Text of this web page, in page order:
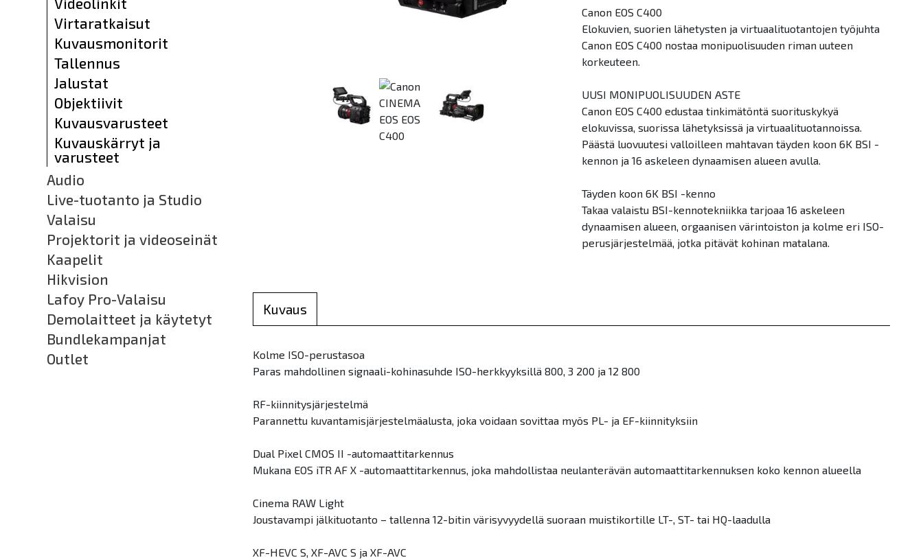
Virtaratkaisut
Kuvausmonitorit
Tallennus
Jalustat
Objektiivit
Kuvausvarusteet
Kuvauskärryt ja
varusteet
Audio
Live-tuotanto ja Studio
Valaisu
Projektorit ja videoseinät
Kaapelit
Hikvision
Lafoy Pro-Valaisu
Demolaitteet ja käytetyt
Bundlekampanjat
Outlet
Canon EOS C400
Elokuvien, suorien lähetysten ja virtuaalituotantojen työjuhta
Canon EOS C400 nostaa monipuolisuuden riman uuteen
korkeuteen.
UUSI MONIPUOLISUUDEN ASTE
Canon EOS C400 edustaa tinkimätöntä suorituskykyä
elokuvissa, suorissa lähetyksissä ja virtuaalituotannoissa.
Päästä luovuutesi valloilleen mahtavan täyden koon 6K BSI -
kennon ja 16 askeleen dynaamisen alueen avulla.
Täyden koon 6K BSI -kenno
Takaa valaistu BSI-kennotekniikka tarjoaa 16 askeleen
dynaamisen alueen, orgaanisen värintoiston ja kolme eri ISO-
perusjärjestelmää, jotka pitävät kohinan matalana.
Kuvaus
Kolme ISO-perustasoa
Paras mahdollinen signaali-kohinasuhde ISO-herkkyyksillä 800, 3 200 ja 12 800
RF-kiinnitysjärjestelmä
Parannettu kuvantamisjärjestelmäalusta, joka voidaan sovittaa myös PL- ja EF-kiinnityksiin
Dual Pixel CMOS II -automaattitarkennus
Mukana EOS iTR AF X -automaattitarkennus, joka mahdollistaa neulanterävän automaattitarkennuksen koko kennon alueella
Cinema RAW Light
Joustavampi jälkituotanto – tallenna 12-bitin värisyvyydellä suoraan muistikortille LT-, ST- tai HQ-laadulla
XF-HEVC S, XF-AVC S ja XF-AVC